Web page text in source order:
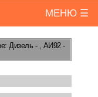
МЕНЮ ☰
Дизель - , АИ92 -